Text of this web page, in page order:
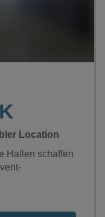
Location
Hallen schaffen